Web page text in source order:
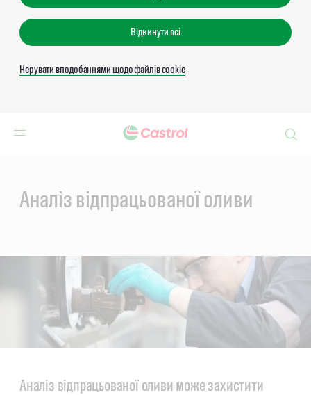
Відкинути всі
Керувати вподобаннями щодо файлів cookie
Аналіз відпрацьованої оливи
Аналіз відпрацьованої оливи може захистити